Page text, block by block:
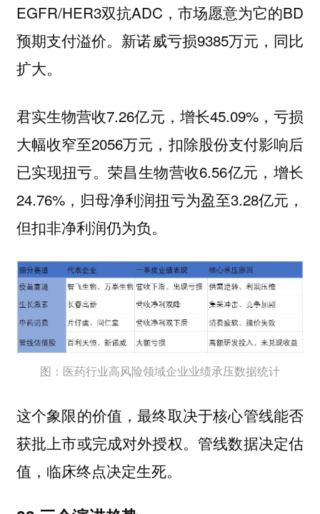
EGFR/HER3双抗ADC，市场愿意为它的BD
预期支付溢价。新诺威亏损9385万元，同比
扩大。
君实生物营收7.26亿元，增长45.09%，亏损
大幅收窄至2056万元，扣除股份支付影响后
已实现扭亏。荣昌生物营收6.56亿元，增长
24.76%，归母净利润扭亏为盈至3.28亿元，
但扣非净利润仍为负。
图：医药行业高风险领域企业业绩承压数据统计
这个象限的价值，最终取决于核心管线能否
获批上市或完成对外授权。管线数据决定估
值，临床终点决定生死。